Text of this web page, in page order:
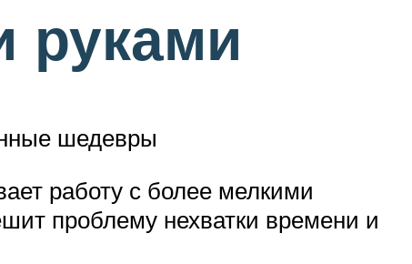
руками
шедевры
работу с более мелкими
проблему нехватки времени и